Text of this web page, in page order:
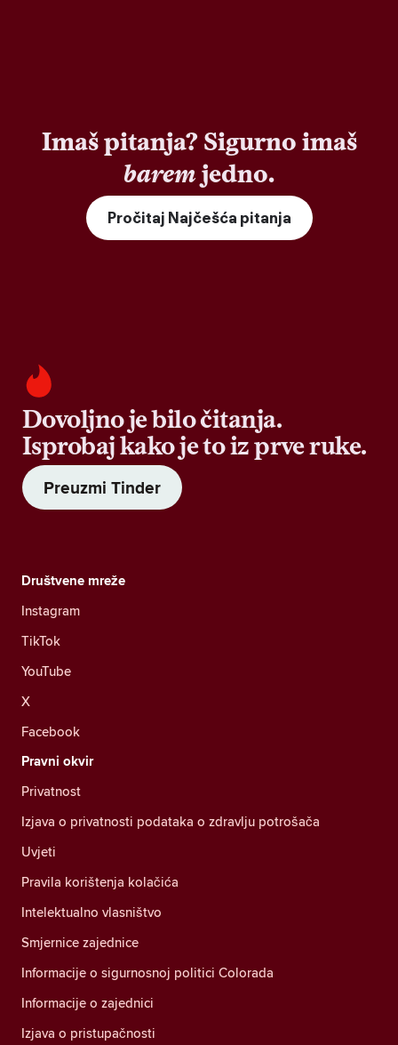
Imaš pitanja? Sigurno imaš
baremjedno.
Pročitaj Najčešća pitanja
Dovoljno je bilo čitanja.
Isprobaj kako je to iz prve ruke.
Preuzmi Tinder
Društvene mreže
Instagram
TikTok
YouTube
X
Facebook
Pravni okvir
Privatnost
Izjava o privatnosti podataka o zdravlju potrošača
Uvjeti
Pravila korištenja kolačića
Intelektualno vlasništvo
Smjernice zajednice
Informacije o sigurnosnoj politici Colorada
Informacije o zajednici
Izjava o pristupačnosti